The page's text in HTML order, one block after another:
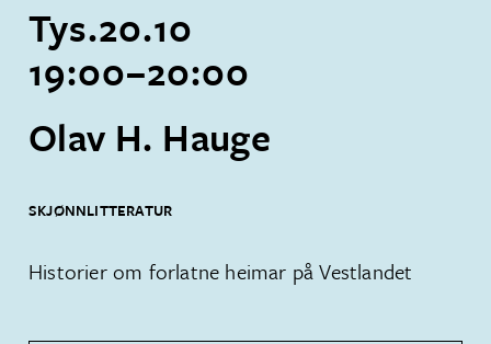
Olav H. Hauge
SKJØNNLITTERATUR
Tys.20.10
19:00–20:00
Historier om forlatne heimar på Vestlandet